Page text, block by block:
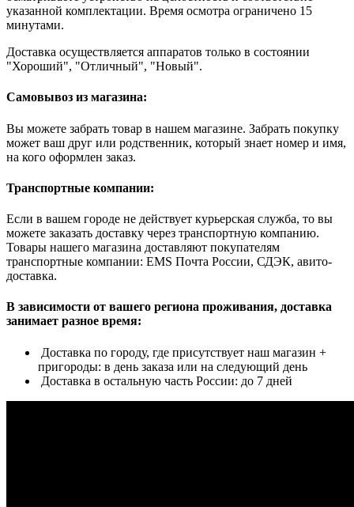
указанной комплектации. Время осмотра ограничено 15
минутами.
Доставка осуществляется аппаратов только в состоянии
"Хороший", "Отличный", "Новый".
Самовывоз из магазина:
Вы можете забрать товар в нашем магазине. Забрать покупку
может ваш друг или родственник, который знает номер и имя,
на кого оформлен заказ.
Транспортные компании:
Если в вашем городе не действует курьерская служба, то вы
можете заказать доставку через транспортную компанию.
Товары нашего магазина доставляют покупателям
транспортные компании: EMS Почта России, СДЭК, авито-
доставка.
В зависимости от вашего региона проживания, доставка
занимает разное время:
Доставка по городу, где присутствует наш магазин +
пригороды: в день заказа или на следующий день
Доставка в остальную часть России: до 7 дней